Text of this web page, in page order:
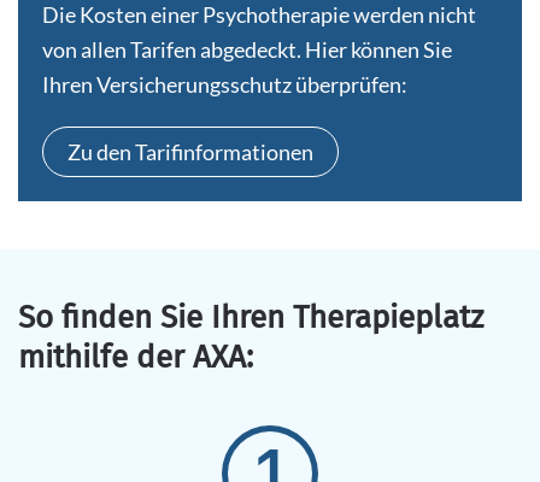
Die Kosten einer Psychotherapie werden nicht
von allen Tarifen abgedeckt. Hier können Sie
Ihren Versicherungsschutz überprüfen:
Zu den Tarifinformationen
So finden Sie Ihren Therapieplatz
mithilfe der AXA: